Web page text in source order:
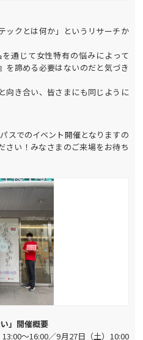
ックとは何か」というリサーチか
通じて女性特有の悩みによって
を諦める必要はないのだと気づき
向き合い、皆さまにも同じように
スでのイベント開催となりますの
さい！みなさまのご来場をお待ち
」開催概要
～16:00／9月27日（土）10:00